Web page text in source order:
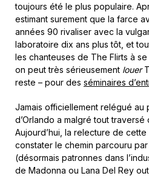
toujours été le plus populaire.
estimant surement que la farce
années 90 rivaliser avec la
laboratoire dix ans plus tôt, et
les chanteuses de The Flirts à se
on peut très sérieusement louer
reste – pour des séminaires
Jamais officiellement relégué au
d’Orlando a malgré tout
Aujourd’hui, la relecture de
constater le chemin parcouru
(désormais patronnes dans
de Madonna ou Lana Del Rey